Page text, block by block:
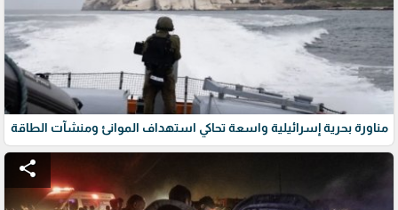
مناورة بحرية إسرائيلية واسعة تحاكي استهداف الموانئ ومنشآت الطاقة
share